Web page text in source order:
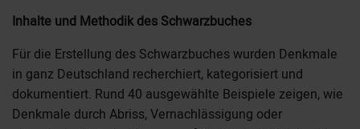
Inhalte und Methodik des Schwarzbuches
Für die Erstellung des Schwarzbuches wurden Denkmale
in ganz Deutschland recherchiert, kategorisiert und
dokumentiert. Rund 40 ausgewählte Beispiele zeigen, wie
Denkmale durch Abriss, Vernachlässigung oder